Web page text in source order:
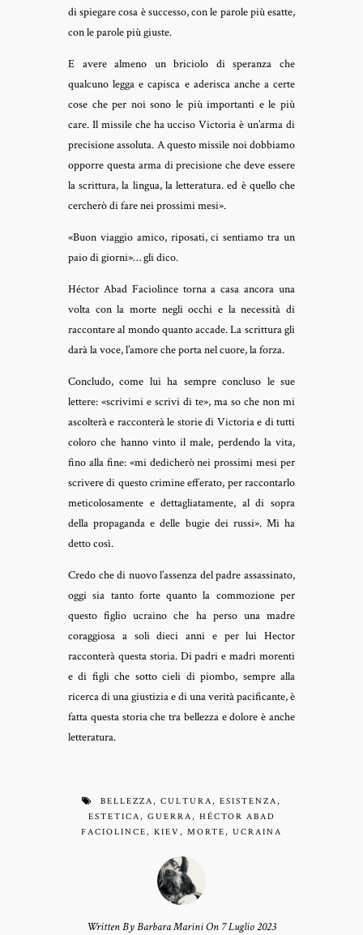
di spiegare cosa è successo, con le parole più esatte,
con le parole più giuste.
E avere almeno un briciolo di speranza che
qualcuno legga e capisca e aderisca anche a certe
cose che per noi sono le più importanti e le più
care. Il missile che ha ucciso Victoria è un’arma di
precisione assoluta. A questo missile noi dobbiamo
opporre questa arma di precisione che deve essere
la scrittura, la lingua, la letteratura. ed è quello che
cercherò di fare nei prossimi mesi».
«Buon viaggio amico, riposati, ci sentiamo tra un
paio di giorni»… gli dico.
Héctor Abad Faciolince torna a casa ancora una
volta con la morte negli occhi e la necessità di
raccontare al mondo quanto accade. La scrittura gli
darà la voce, l’amore che porta nel cuore, la forza.
Concludo, come lui ha sempre concluso le sue
lettere: «scrivimi e scrivi di te», ma so che non mi
ascolterà e racconterà le storie di Victoria e di tutti
coloro che hanno vinto il male, perdendo la vita,
fino alla fine: «mi dedicherò nei prossimi mesi per
scrivere di questo crimine efferato, per raccontarlo
meticolosamente e dettagliatamente, al di sopra
della propaganda e delle bugie dei russi». Mi ha
detto così.
Credo che di nuovo l’assenza del padre assassinato,
oggi sia tanto forte quanto la commozione per
questo figlio ucraino che ha perso una madre
coraggiosa a soli dieci anni e per lui Hector
racconterà questa storia. Di padri e madri morenti
e di figli che sotto cieli di piombo, sempre alla
ricerca di una giustizia e di una verità pacificante, è
fatta questa storia che tra bellezza e dolore è anche
letteratura.
BELLEZZA , CULTURA , ESISTENZA ,
ESTETICA , GUERRA , HÉCTOR ABAD
FACIOLINCE , KIEV , MORTE , UCRAINA
Written By Barbara Marini On 7 Luglio 2023